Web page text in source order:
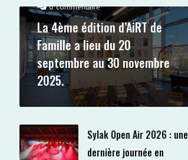
0commentaire
La 4ème édition d’AiRT de
Famille a lieu du 20
septembre au 30 novembre
2025.
Sylak Open Air 2026 : une
dernière journée en